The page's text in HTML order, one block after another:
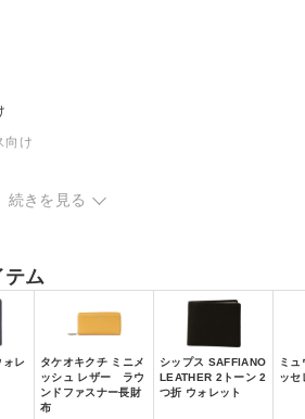
向け
続きを見る
ム
ォレ
タケオキクチ ミニメ
ッシュ レザー ラウ
ンドファスナー長財
布
シップス SAFFIANO
LEATHER 2トーン 2
つ折 ウォレット
ミュ
ッセ